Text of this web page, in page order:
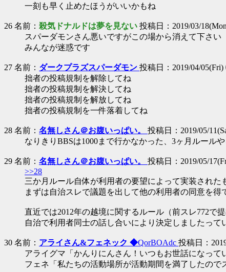
一刻も早く止めたほうがいいかもね
26 名前： 殺気ドナルドは夢を見ない 投稿日：2019/03/
スパーダモンさん悪いですがこの場から消えて下さい
みんなが迷惑です
27 名前： ダークプラズスパーダモン 投稿日：2019/04/05(Fri)
拙者の投稿規制を解除してね
拙者の投稿規制を解決してね
拙者の投稿規制を解放してね
拙者の投稿規制を一件落着してね
28 名前： 名無しさん＠お腹いっぱい。 投稿日：2019/05/
なりきりBBSは1000まで行かなかった、3ヶ月ルール
29 名前： 名無しさん＠お腹いっぱい。 投稿日：2019/05/
>>28
三か月ルール自体が利用者の要望によって実装された
まずは自治スレで議題を出して他の利用者の同意を得
直近では2012年の越境に関するルール（前スレ772で
自治で利用者同士の話し合いにより決定しましたって
30 名前： アライさん&フェネック ◆QorBOAdc 投稿日：
アライグマ「かんりにんさん！いつもお世話になって
フェネ「私たちの活動場所が活動期間を満了したので